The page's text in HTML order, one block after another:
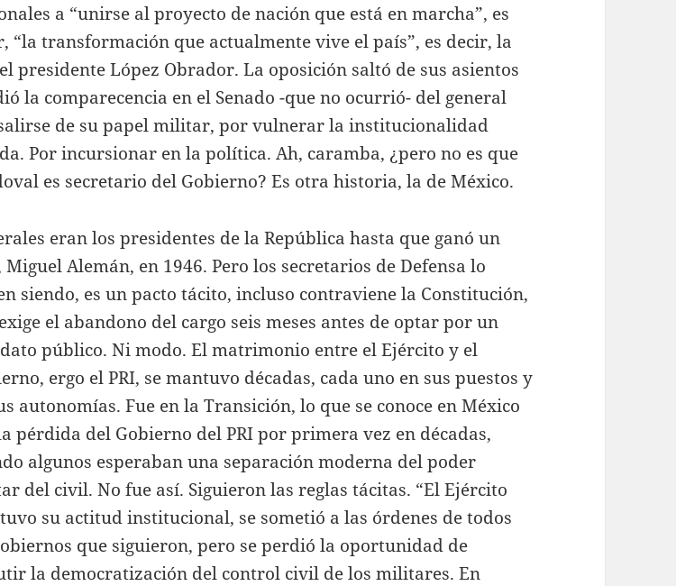
a “unirse al proyecto de nación que está en marcha”, es
“la transformación que actualmente vive el país”, es decir, la
presidente López Obrador. La oposición saltó de sus asientos
la comparecencia en el Senado -que no ocurrió- del general
de su papel militar, por vulnerar la institucionalidad
Por incursionar en la política. Ah, caramba, ¿pero no es que
es secretario del Gobierno? Es otra historia, la de México.
eran los presidentes de la República hasta que ganó un
Alemán, en 1946. Pero los secretarios de Defensa lo
siendo, es un pacto tácito, incluso contraviene la Constitución,
el abandono del cargo seis meses antes de optar por un
público. Ni modo. El matrimonio entre el Ejército y el
ergo el PRI, se mantuvo décadas, cada uno en sus puestos y
autonomías. Fue en la Transición, lo que se conoce en México
pérdida del Gobierno del PRI por primera vez en décadas,
algunos esperaban una separación moderna del poder
del civil. No fue así. Siguieron las reglas tácitas. “El Ejército
su actitud institucional, se sometió a las órdenes de todos
que siguieron, pero se perdió la oportunidad de
la democratización del control civil de los militares. En